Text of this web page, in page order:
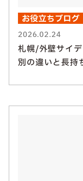
お役立ちブログ
2026.02.24
札幌/外壁サイ
別の違いと長持